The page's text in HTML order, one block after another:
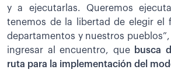
y a ejecutarlas. Queremos
tenemos de la libertad de elegir el
departamentos y nuestros pueblos”,
ingresar al encuentro, que
busca
ruta para la implementación del